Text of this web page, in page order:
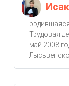
Трудовая
май 2008